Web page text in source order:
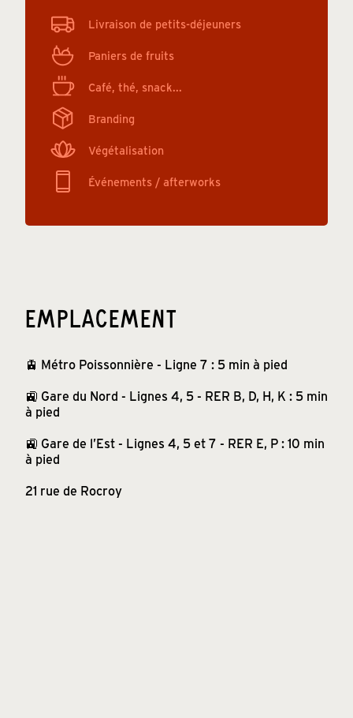
Livraison de petits-déjeuners
Paniers de fruits
Café, thé, snack...
Branding
Végétalisation
Événements / afterworks
EMPLACEMENT
🚊 Métro Poissonnière - Ligne 7 : 5 min à pied
🚉 Gare du Nord - Lignes 4, 5 - RER B, D, H, K : 5 min
à pied
🚉 Gare de l’Est - Lignes 4, 5 et 7 - RER E, P : 10 min
à pied
21 rue de Rocroy